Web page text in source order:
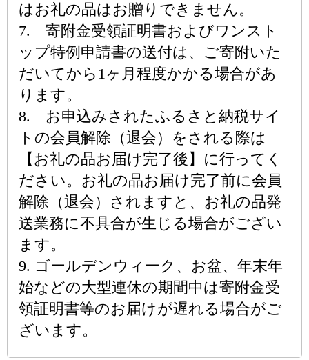
はお礼の品はお贈りできません。
7. 寄附金受領証明書およびワンスト
ップ特例申請書の送付は、ご寄附いた
だいてから1ヶ月程度かかる場合があ
ります。
8. お申込みされたふるさと納税サイ
トの会員解除（退会）をされる際は
【お礼の品お届け完了後】に行ってく
ださい。お礼の品お届け完了前に会員
解除（退会）されますと、お礼の品発
送業務に不具合が生じる場合がござい
ます。
9. ゴールデンウィーク、お盆、年末年
始などの大型連休の期間中は寄附金受
領証明書等のお届けが遅れる場合がご
ざいます。